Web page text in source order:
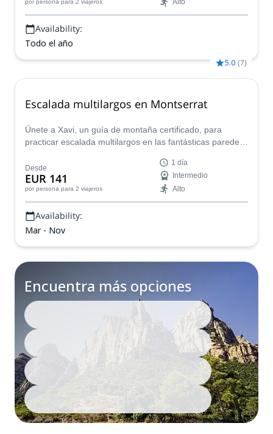
por persona para 2 viajeros Alto
Availability:
Todo el año
5.0 (7)
Escalada multilargos en Montserrat
Únete a Xavi, un guía de montaña certificado, para
practicar escalada multilargos en las fantásticas paredes
rutas para todos los niveles!
Desde
EUR 141
por persona para 2 viajeros
1 día
Intermedio
Alto
Availability:
Mar - Nov
Encuentra más opciones